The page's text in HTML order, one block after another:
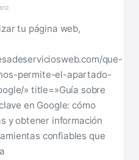
tu página web,
que-
permite-el-apartado-
» title=»Guía sobre
en Google: cómo
y obtener información
confiables que